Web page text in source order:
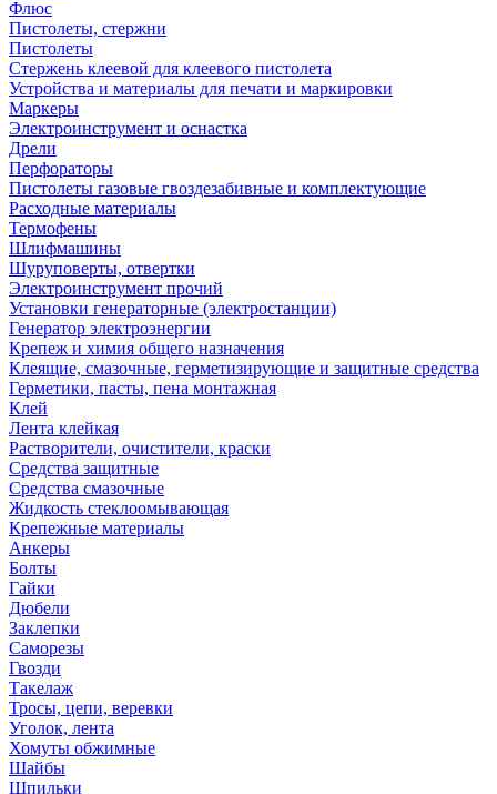
Флюс
Пистолеты, стержни
Пистолеты
Стержень клеевой для клеевого пистолета
Устройства и материалы для печати и маркировки
Маркеры
Электроинструмент и оснастка
Дрели
Перфораторы
Пистолеты газовые гвоздезабивные и комплектующие
Расходные материалы
Термофены
Шлифмашины
Шуруповерты, отвертки
Электроинструмент прочий
Установки генераторные (электростанции)
Генератор электроэнергии
Крепеж и химия общего назначения
Клеящие, смазочные, герметизирующие и защитные средства
Герметики, пасты, пена монтажная
Клей
Лента клейкая
Растворители, очистители, краски
Средства защитные
Средства смазочные
Жидкость стеклоомывающая
Крепежные материалы
Анкеры
Болты
Гайки
Дюбели
Заклепки
Саморезы
Гвозди
Такелаж
Тросы, цепи, веревки
Уголок, лента
Хомуты обжимные
Шайбы
Шпильки